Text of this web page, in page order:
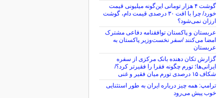
گوشت ۴ هزار تومانی این‌گونه میلیونی قیمت
خورد/ چرا با افت ۳۰ درصدی قیمت دام، گوشت
ارزان نمی‌شود؟
عربستان و پاکستان توافقنامه دفاعی مشترک
امضا می‌کنند /سفر نخست‌وزیر پاکستان به
عربستان
گزارش تکان‌ دهنده بانک مرکزی از سفره
ایرانی‌ها؛ تورم چگونه فقرا را فقیرتر کرد؟/
شکاف ۱۵ درصدی تورم میان فقیر و غنی
ترامپ: همه چیز درباره ایران به طور استثنایی
خوب پیش می‌رود